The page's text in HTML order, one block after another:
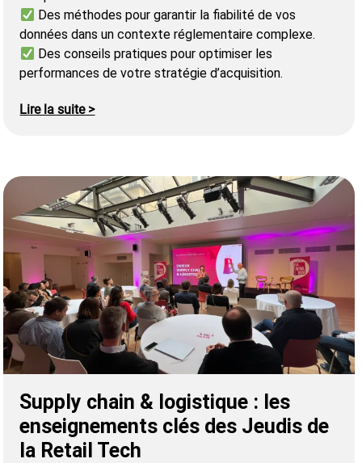
Des méthodes pour garantir la fiabilité de vos
données dans un contexte réglementaire complexe.
Des conseils pratiques pour optimiser les
performances de votre stratégie d’acquisition.
Lire la suite >
Supply chain & logistique : les
enseignements clés des Jeudis de
la Retail Tech